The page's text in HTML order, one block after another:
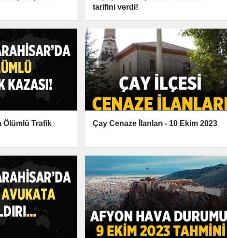
tarifini verdi!
Trafik
Çay Cenaze İlanları - 10 Ekim 2023